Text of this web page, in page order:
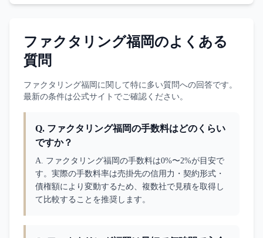
ファクタリング福岡のよくある
質問
ファクタリング福岡 に関して特に多い質問への回答です。
最新の条件は公式サイトでご確認ください。
Q. ファクタリング福岡の手数料はどのくらい
ですか？
A. ファクタリング福岡の手数料は0%〜2%が目安で
す。実際の手数料率は売掛先の信用力・契約形式・
債権額により変動するため、複数社で見積を取得し
て比較することを推奨します。